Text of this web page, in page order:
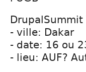
DrupalSummit
- ville: Dakar
- date: 16 ou
- lieu: AUF?